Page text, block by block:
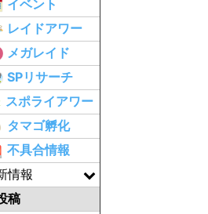
イベント
レイドアワー
メガレイド
SPリサーチ
スポライアワー
タマゴ孵化
不具合情報
情報
稿